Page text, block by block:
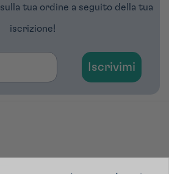
sulla tua ordine a seguito della tua
iscrizione!
Iscrivimi